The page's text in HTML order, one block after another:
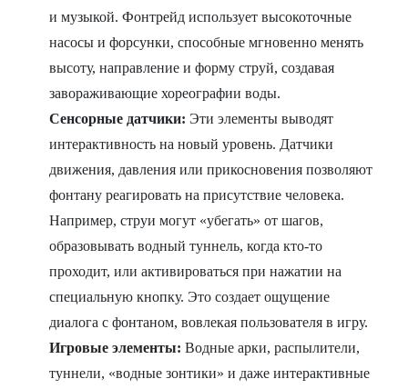
и музыкой. Фонтрейд использует высокоточные
насосы и форсунки, способные мгновенно менять
высоту, направление и форму струй, создавая
завораживающие хореографии воды.
Сенсорные датчики: Эти элементы выводят
интерактивность на новый уровень. Датчики
движения, давления или прикосновения позволяют
фонтану реагировать на присутствие человека.
Например, струи могут «убегать» от шагов,
образовывать водный туннель, когда кто-то
проходит, или активироваться при нажатии на
специальную кнопку. Это создает ощущение
диалога с фонтаном, вовлекая пользователя в игру.
Игровые элементы: Водные арки, распылители,
туннели, «водные зонтики» и даже интерактивные